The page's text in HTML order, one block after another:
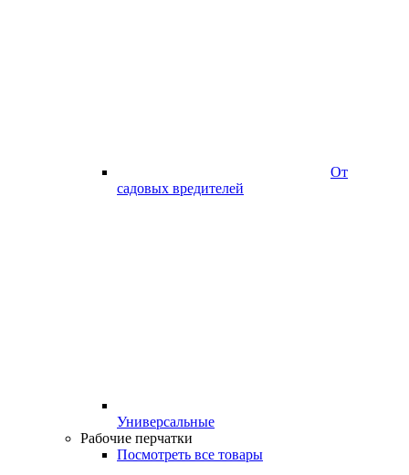
От
садовых вредителей
Универсальные
Рабочие перчатки
Посмотреть все товары